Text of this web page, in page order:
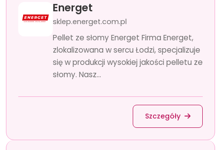
Energet
sklep.energet.com.pl
Pellet ze słomy Energet Firma Energet,
zlokalizowana w sercu Łodzi, specjalizuje
się w produkcji wysokiej jakości pelletu ze
słomy. Nasz...
Szczegóły